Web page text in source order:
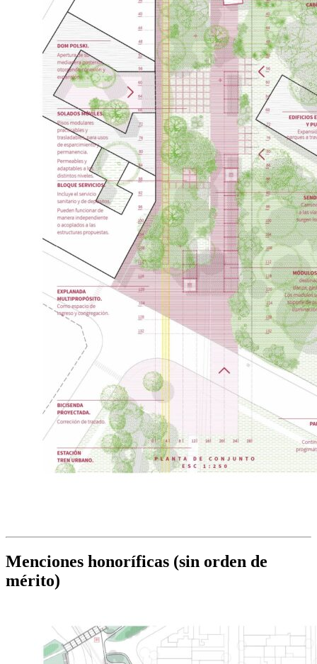
Menciones honoríficas (sin orden de
mérito)